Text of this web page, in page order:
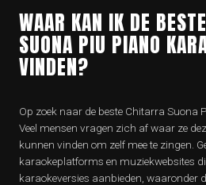
WAAR KAN IK DE
SUONA PIU PIANO
VINDEN?
Op zoek naar de beste Chitarra Suona
Veel mensen vragen zich af waar ze
kunnen vinden om zelf mee te zingen.
karaokeplatforms en muziekwebsites
karaokeversies aanbieden, waaronder